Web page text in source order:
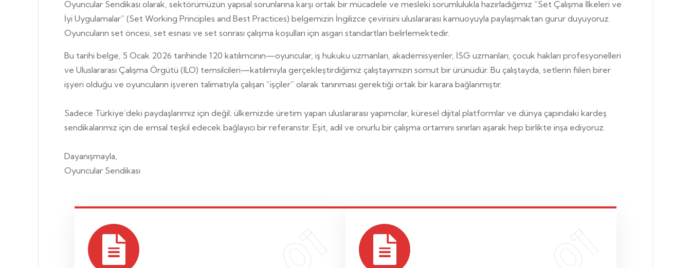
Oyuncular Sendikası olarak, sektörümüzün yapısal sorunlarına karşı ortak bir mücadele ve mesleki sorumlulukla hazırladığımız “Set Çalışma İlkeleri ve
İyi Uygulamalar” (Set Working Principles and Best Practices) belgemizin İngilizce çevirisini uluslararası kamuoyuyla paylaşmaktan gurur duyuyoruz
Oyuncuların set öncesi, set esnası ve set sonrası çalışma koşulları için asgari standartları belirlemektedir.
Bu tarihi belge, 5 Ocak 2026 tarihinde 120 katılımcının—oyuncular, iş hukuku uzmanları, akademisyenler, İSG uzmanları, çocuk hakları profesyonelleri
ve Uluslararası Çalışma Örgütü (ILO) temsilcileri—katılımıyla gerçekleştirdiğimiz çalıştayımızın somut bir ürünüdür. Bu çalıştayda, setlerin fiilen birer
işyeri olduğu ve oyuncuların işveren talimatıyla çalışan “işçiler” olarak tanınması gerektiği ortak bir karara bağlanmıştır.
Sadece Türkiye’deki paydaşlarımız için değil; ülkemizde üretim yapan uluslararası yapımcılar, küresel dijital platformlar ve dünya çapındaki kardeş
sendikalarımız için de emsal teşkil edecek bağlayıcı bir referanstır. Eşit, adil ve onurlu bir çalışma ortamını sınırları aşarak hep birlikte inşa ediyoruz.
Dayanışmayla,
Oyuncular Sendikası
01
01
01
01